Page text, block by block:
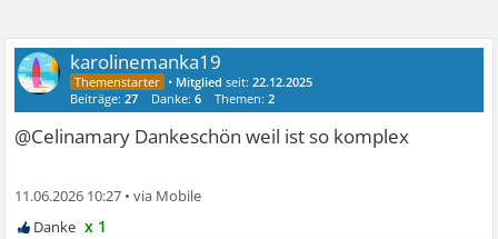
karolinemanka19
• Mitglied seit:22.12.2025
Beiträge:27 Danke:6 Themen:2
@Celinamary Dankeschön weil ist so komplex
11.06.2026 10:27 •
x 1